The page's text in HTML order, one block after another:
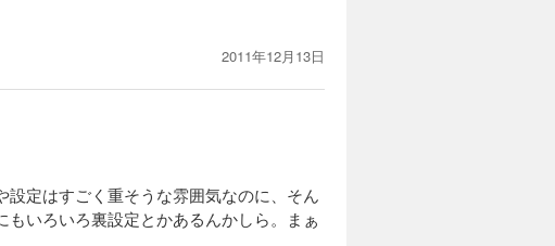
2011年12月13日
定はすごく重そうな雰囲気なのに、そん
いろいろ裏設定とかあるんかしら。まぁ